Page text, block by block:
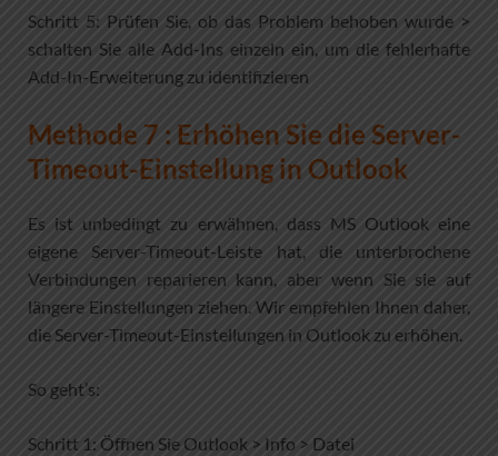
Schritt 5: Prüfen Sie, ob das Problem behoben wurde >
schalten Sie alle Add-Ins einzeln ein, um die fehlerhafte
Add-In-Erweiterung zu identifizieren
Methode 7 : Erhöhen Sie die Server-
Timeout-Einstellung in Outlook
Es ist unbedingt zu erwähnen, dass MS Outlook eine
eigene Server-Timeout-Leiste hat, die unterbrochene
Verbindungen reparieren kann, aber wenn Sie sie auf
längere Einstellungen ziehen. Wir empfehlen Ihnen daher,
die Server-Timeout-Einstellungen in Outlook zu erhöhen.
So geht’s:
Schritt 1: Öffnen Sie Outlook > Info > Datei